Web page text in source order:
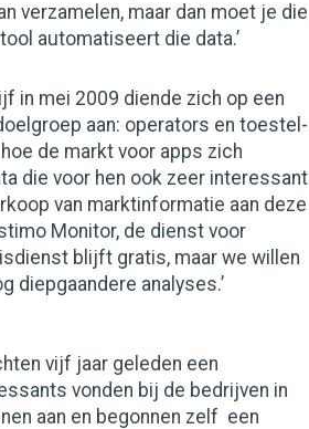
verzamelen, maar dan moet je die
automatiseert die data.’
in mei 2009 diende zich op een
aan: operators en toestel-
de markt voor apps zich
die voor hen ook zeer interessant
van marktinformatie aan deze
Monitor, de dienst voor
blijft gratis, maar we willen
diepgaandere analyses.’
vijf jaar geleden een
vonden bij de bedrijven in
aan en begonnen zelf een